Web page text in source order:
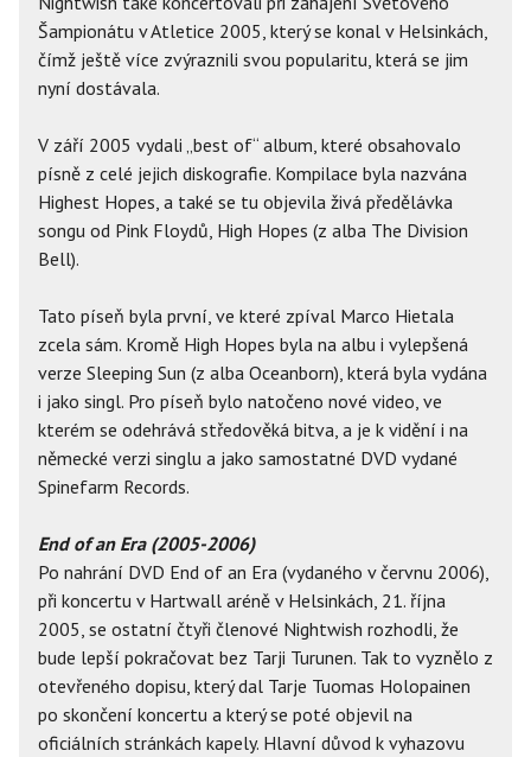
Šampionátu v Atletice 2005, který se konal v Helsinkách,
čímž ještě více zvýraznili svou popularitu, která se jim
nyní dostávala.
V září 2005 vydali „best of“ album, které obsahovalo
písně z celé jejich diskografie. Kompilace byla nazvána
Highest Hopes, a také se tu objevila živá předělávka
songu od Pink Floydů, High Hopes (z alba The Division
Bell).
Tato píseň byla první, ve které zpíval Marco Hietala
zcela sám. Kromě High Hopes byla na albu i vylepšená
verze Sleeping Sun (z alba Oceanborn), která byla vydána
i jako singl. Pro píseň bylo natočeno nové video, ve
kterém se odehrává středověká bitva, a je k vidění i na
německé verzi singlu a jako samostatné DVD vydané
Spinefarm Records.
End of an Era (2005-2006)
Po nahrání DVD End of an Era (vydaného v červnu 2006),
při koncertu v Hartwall aréně v Helsinkách, 21. října
2005, se ostatní čtyři členové Nightwish rozhodli, že
bude lepší pokračovat bez Tarji Turunen. Tak to vyznělo z
otevřeného dopisu, který dal Tarje Tuomas Holopainen
po skončení koncertu a který se poté objevil na
oficiálních stránkách kapely. Hlavní důvod k vyhazovu